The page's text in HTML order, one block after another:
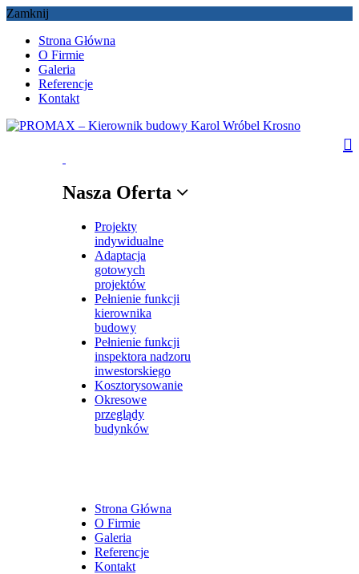
Zamknij
Strona Główna
O Firmie
Galeria
Referencje
Kontakt
Nasza Oferta
Projekty
indywidualne
Adaptacja
gotowych
projektów
Pełnienie funkcji
kierownika
budowy
Pełnienie funkcji
inspektora nadzoru
inwestorskiego
Kosztorysowanie
Okresowe
przeglądy
budynków
Strona Główna
O Firmie
Galeria
Referencje
Kontakt